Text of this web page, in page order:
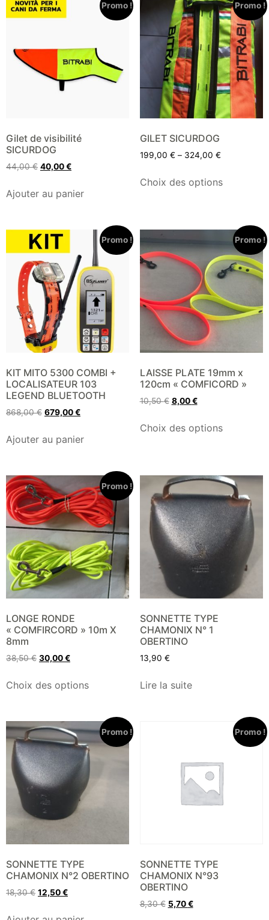
Promo !
Gilet de visibilité
SICURDOG
44,00€ 40,00€
Ajouter au panier
Promo !
GILET SICURDOG
199,00 € – 324,00 €
Choix des options
Promo !
KIT MITO 5300 COMBI +
LOCALISATEUR 103
LEGEND BLUETOOTH
868,00€ 679,00€
Ajouter au panier
Promo !
LAISSE PLATE 19mm x
120cm « COMFICORD »
10,50€ 8,00€
Choix des options
Promo !
LONGE RONDE
« COMFIRCORD » 10m X
8mm
38,50€ 30,00€
Choix des options
SONNETTE TYPE
CHAMONIX N° 1
OBERTINO
13,90 €
Lire la suite
Promo !
SONNETTE TYPE
CHAMONIX N°2 OBERTINO
18,30€ 12,50€
Promo !
SONNETTE TYPE
CHAMONIX N°93
OBERTINO
8,30€ 5,70€